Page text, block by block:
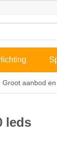
Groot aanbod
leds